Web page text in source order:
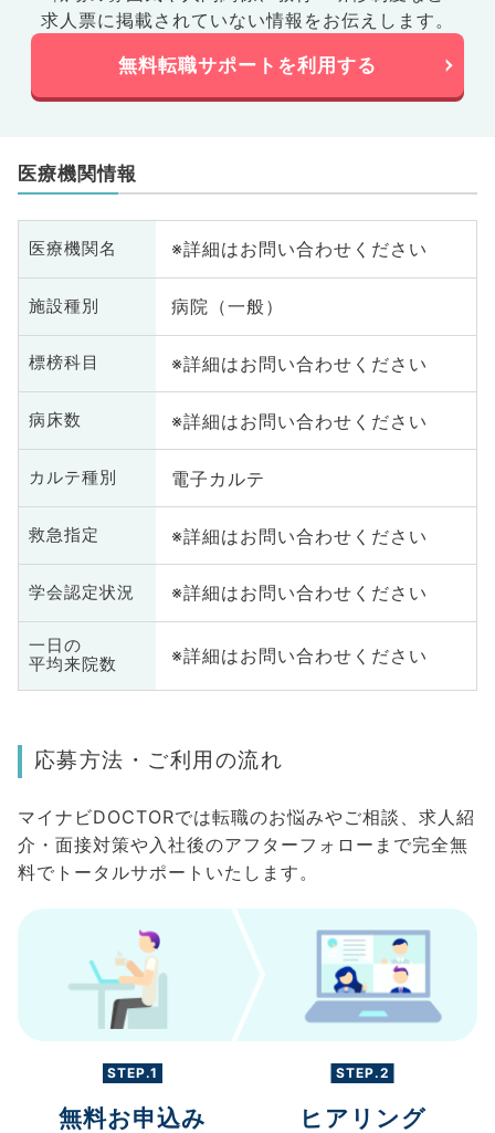
求人票に掲載されていない情報をお伝えします。
無料転職サポートを利用する
医療機関情報
医療機関名 ※詳細はお問い合わせください
施設種別 病院（一般）
標榜科目 ※詳細はお問い合わせください
病床数 ※詳細はお問い合わせください
カルテ種別 電子カルテ
救急指定 ※詳細はお問い合わせください
学会認定状況 ※詳細はお問い合わせください
一日の
平均来院数
※詳細はお問い合わせください
応募方法・ご利用の流れ
マイナビDOCTORでは転職のお悩みやご相談、求人紹
介・面接対策や入社後のアフターフォローまで完全無
料でトータルサポートいたします。
STEP.1
無料お申込み
STEP.2
ヒアリング